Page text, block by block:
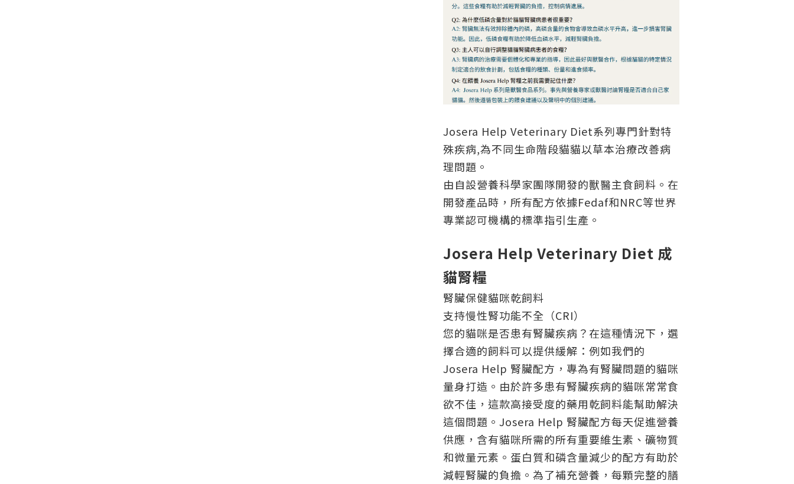
Josera Help Veterinary Diet系列專門針對特
殊疾病,為不同生命階段貓貓以草本治療改善病
理問題。
由自設營養科學家團隊開發的獸醫主食飼料。在
開發產品時，所有配方依據Fedaf和NRC等世界
專業認可機構的標準指引生產。
Josera Help Veterinary Diet 成
貓腎糧
腎臟保健貓咪乾飼料
支持慢性腎功能不全（CRI）
您的貓咪是否患有腎臟疾病？在這種情況下，選
擇合適的飼料可以提供緩解：例如我們的
Josera Help 腎臟配方，專為有腎臟問題的貓咪
量身打造。由於許多患有腎臟疾病的貓咪常常食
欲不佳，這款高接受度的藥用乾飼料能幫助解決
這個問題。Josera Help 腎臟配方每天促進營養
供應，含有貓咪所需的所有重要維生素、礦物質
和微量元素。蛋白質和磷含量減少的配方有助於
減輕腎臟的負擔。為了補充營養，每顆完整的膳